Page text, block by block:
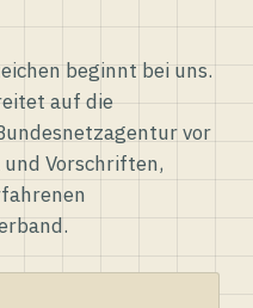
beginnt bei uns.
auf die
vor
Vorschriften,